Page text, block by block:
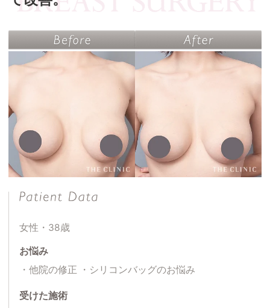
女性・38歳
お悩み
他院の修正
シリコンバッグのお悩み
受けた施術